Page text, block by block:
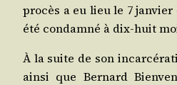
pro­cès a eu lieu le 7
été condam­né à dix‑huit
À la suite de son
ain­si que Ber­nard